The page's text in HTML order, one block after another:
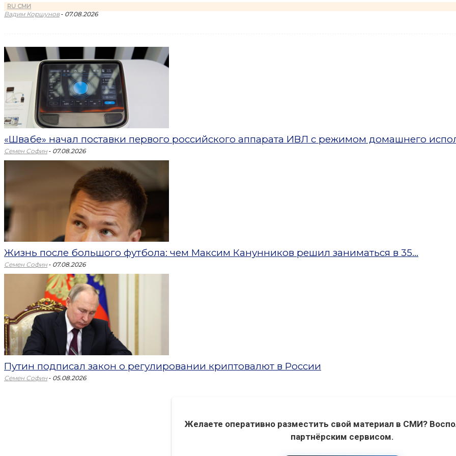
RU СМИ
Вадим Коршунов - 07.08.2026
«Швабе» начал поставки первого российского аппарата ИВЛ с режимом домашнего
Семен Софин - 07.08.2026
Жизнь после большого футбола: чем Максим Канунников решил заниматься в 35...
Семен Софин - 07.08.2026
Путин подписал закон о регулировании криптовалют в России
Семен Софин - 05.08.2026
Желаете оперативно разместить свой материал в СМИ?
партнёрским сервисом.